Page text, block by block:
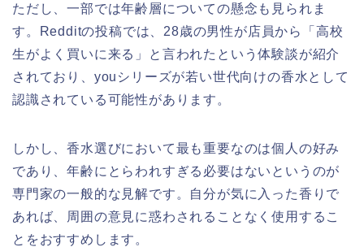
ただし、一部では年齢層についての懸念も見られま
す。Redditの投稿では、28歳の男性が店員から「高校
生がよく買いに来る」と言われたという体験談が紹介
されており、youシリーズが若い世代向けの香水として
認識されている可能性があります。
しかし、香水選びにおいて最も重要なのは個人の好み
であり、年齢にとらわれすぎる必要はないというのが
専門家の一般的な見解です。自分が気に入った香りで
あれば、周囲の意見に惑わされることなく使用するこ
とをおすすめします。